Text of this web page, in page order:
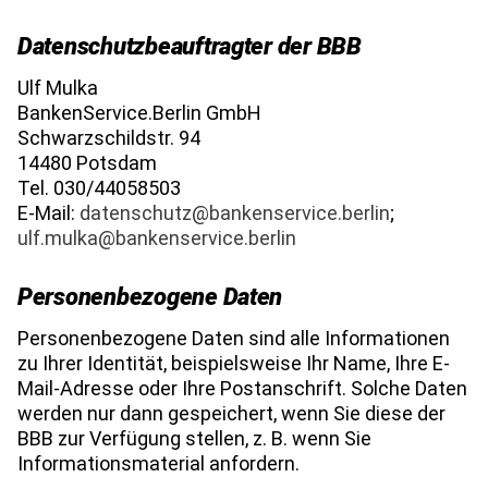
Datenschutzbeauftragter der BBB
Ulf Mulka
BankenService.Berlin GmbH
Schwarzschildstr. 94
14480 Potsdam
Tel. 030/44058503
E-Mail: datenschutz@bankenservice.berlin;
ulf.mulka@bankenservice.berlin
Personenbezogene Daten
Personenbezogene Daten sind alle Informationen
zu Ihrer Identität, beispielsweise Ihr Name, Ihre E-
Mail-Adresse oder Ihre Postanschrift. Solche Daten
werden nur dann gespeichert, wenn Sie diese der
BBB zur Verfügung stellen, z. B. wenn Sie
Informationsmaterial anfordern.